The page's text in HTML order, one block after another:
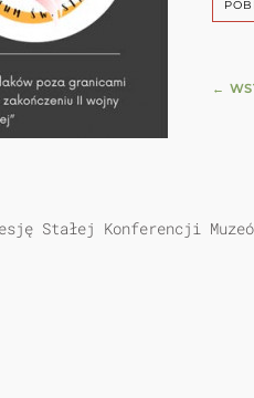
←
Stałej Konferencji